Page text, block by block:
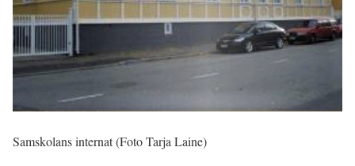
Samskolans internat (Foto Tarja Laine)